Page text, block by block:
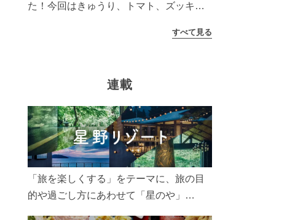
た！今回はきゅうり、トマト、ズッキー
太陽の光をたっぷりあびた夏野菜は栄養
すべて見る
連載
「旅を楽しくする」をテーマに、旅の目
的や過ごし方にあわせて「星のや」